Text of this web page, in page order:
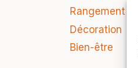
Rangement
Décoration
Bien-être